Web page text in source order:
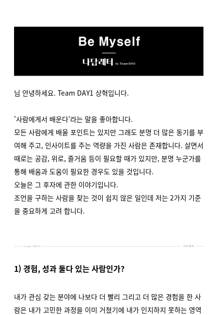
님 안녕하세요. Team DAY1 상혁입니다.
'사람에게서 배운다'라는 말을 좋아합니다.
모든 사람에게 배울 포인트는 있지만 그래도 분명 더 많은 동기를 부
여해 주고, 인사이트를 주는 역량을 가진 사람은 존재합니다. 살면서
때로는 공감, 위로, 즐거움 등이 필요할 때가 있지만, 분명 누군가를
통해 배움과 도움이 필요한 경우도 있을 것입니다.
오늘은 그 후자에 관한 이야기입니다.
조언을 구하는 사람을 찾는 것이 쉽지 않은 일인데 저는 2가지 기준
을 중요하게 고려 합니다.
1) 경험, 성과 둘다 있는 사람인가?
내가 관심 갖는 분야에 나보다 더 빨리 그리고 더 많은 경험을 한 사
람은 내가 고민한 과정을 이미 거쳤기에 내가 인지하지 못하는 영역